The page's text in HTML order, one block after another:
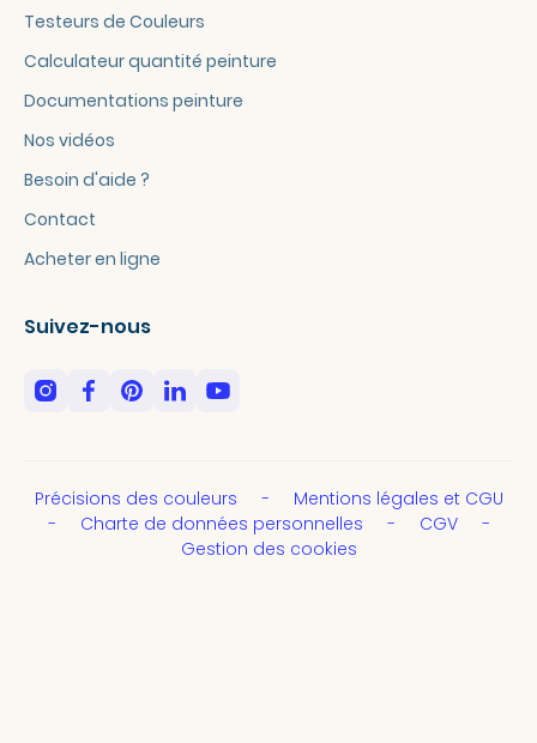
Testeurs de Couleurs
Calculateur quantité peinture
Documentations peinture
Nos vidéos
Besoin d'aide ?
Contact
Acheter en ligne
Suivez-nous
Précisions des couleurs
Mentions légales et CGU
Charte de données personnelles
CGV
Gestion des cookies